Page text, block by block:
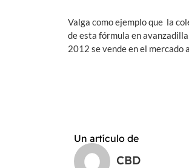
Valga como ejemplo que la
de esta fórmula en
2012 se vende en el
Un artículo de
CBD